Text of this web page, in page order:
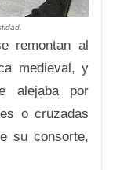
remontan al
medieval, y
alejaba por
o cruzadas
su consorte,